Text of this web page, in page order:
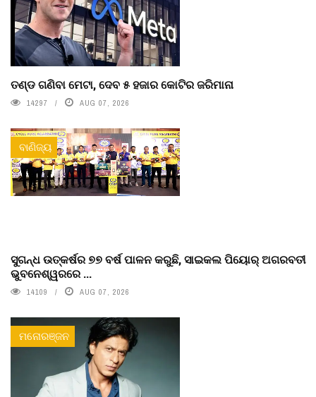
ତଣ୍ଡ ଗଣିବା ମେଟା, ଦେବ ୫ ହଜାର କୋଟିର ଜରିମାନା
14297 AUG 07, 2026
ବାଣିଜ୍ୟ
ସୁଗନ୍ଧ ଉତ୍କର୍ଷର ୭୭ ବର୍ଷ ପାଳନ କରୁଛି, ସାଇକଲ ପିୟୋର୍‌ ଅଗରବତୀ
ଭୁବନେଶ୍ୱରରେ ...
14109 AUG 07, 2026
ମନୋରଞ୍ଜନ